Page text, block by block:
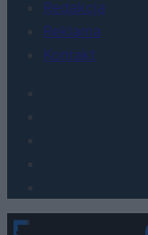
Redakcja
Reklama
Kontakt